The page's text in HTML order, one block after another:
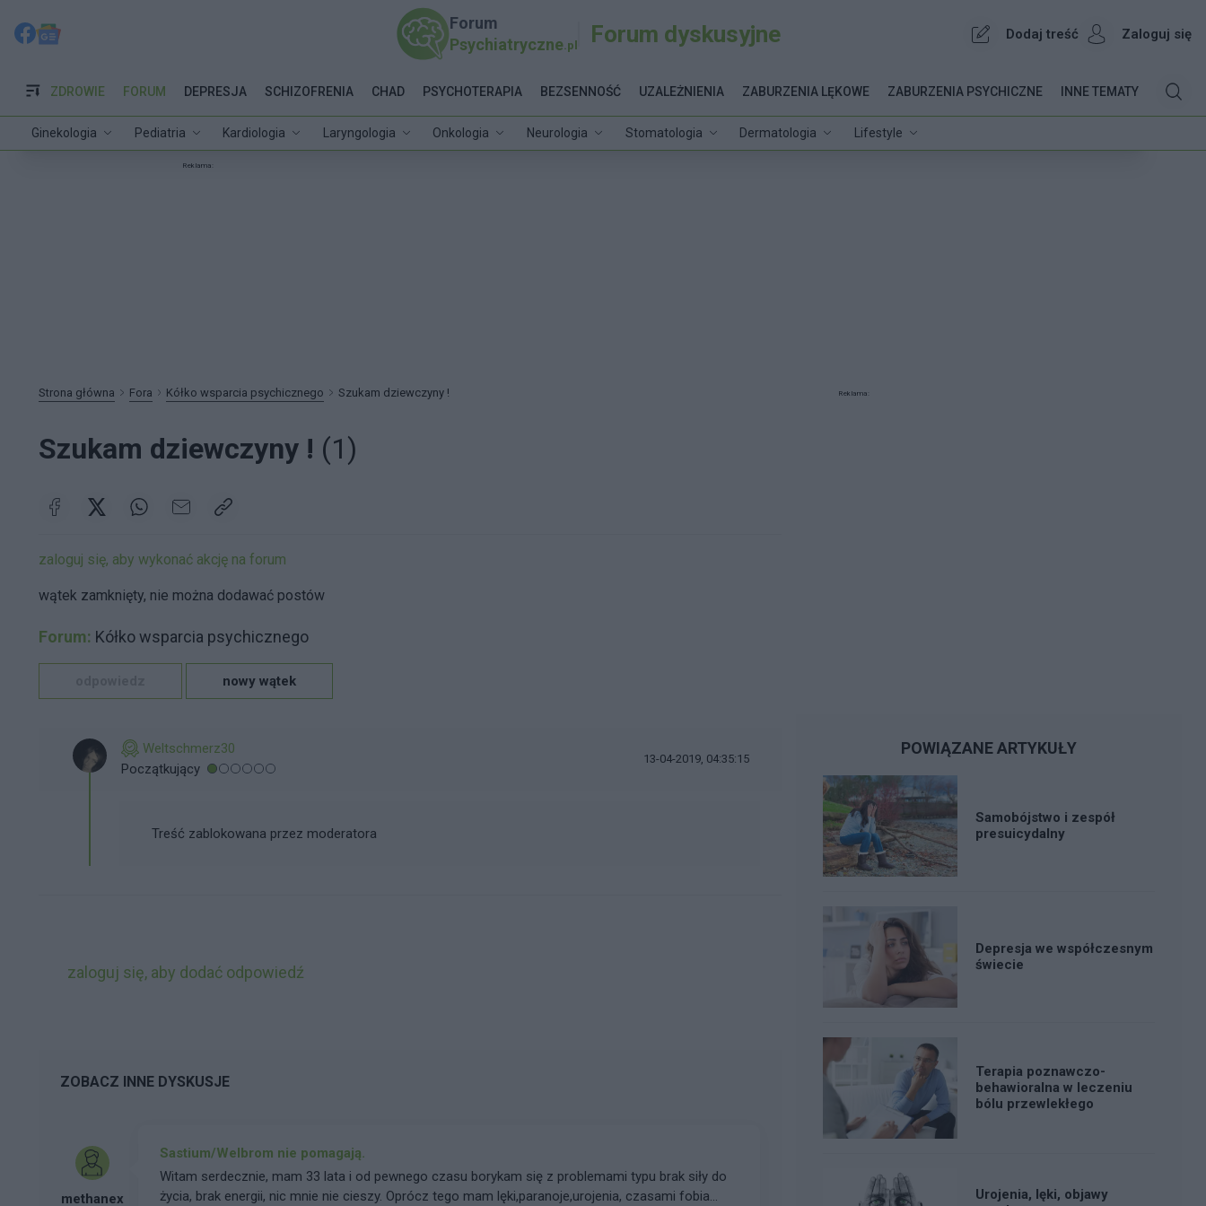
Forum
Psychiatryczne.pl Forum dyskusyjne Dodaj treść Zaloguj się
ZDROWIE
Ginekologia Pediatria Kardiologia Laryngologia Onkologia Neurologia Stomatologia Dermatologia Lifestyle
FORUM DEPRESJA SCHIZOFRENIA CHAD PSYCHOTERAPIA BEZSENNOŚĆ UZALEŻNIENIA ZABURZENIA LĘKOWE ZABURZENIA PSYCHICZNE INNE TEMATY
Reklama:
Strona główna Fora Kółko wsparcia psychicznego Szukam dziewczyny !
Szukam dziewczyny ! (1)
zaloguj się, aby wykonać akcję na forum
wątek zamknięty, nie można dodawać postów
Forum: Kółko wsparcia psychicznego
nowy wątek
Weltschmerz30
Początkujący
13-04-2019, 04:35:15
Treść zablokowana przez moderatora
zaloguj się, aby dodać odpowiedź
ZOBACZ INNE DYSKUSJE
methanex
Sastium/Welbrom nie pomagają.
Witam serdecznie, mam 33 lata i od pewnego czasu borykam się z problemami typu brak siły do
życia, brak energii, nic mnie nie cieszy. Oprócz tego mam lęki,paranoje,urojenia, czasami fobia
Reklama:
POWIĄZANE ARTYKUŁY
Samobójstwo i zespół
presuicydalny
Depresja we współczesnym
świecie
Terapia poznawczo-
behawioralna w leczeniu
bólu przewlekłego
Urojenia, lęki, objawy